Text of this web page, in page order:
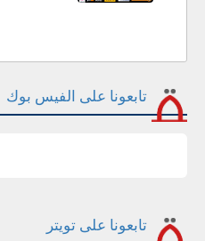
تابعونا على الفيس بوك
تابعونا على تويتر